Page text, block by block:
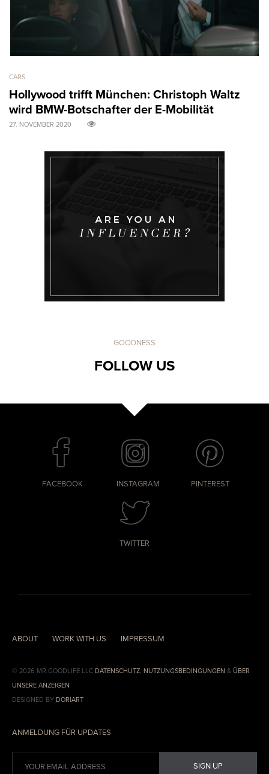
CARS
Hollywood trifft München: Christoph Waltz
wird BMW-Botschafter der E-Mobilität
27. NOVEMBER 2020
GOODNESS
FOLLOW US
FACEBOOK INSTAGRAM PINTEREST
TWITTER
ABOUT WORK WITH US IMPRESSUM
© 2026 MR.GOODLIFE LLC DATENSCHUTZ, NUTZUNGSBEDINGUNGEN & ÜBER
UNSERE ANZEIGEN
DESIGNED BY DORIART
ANMELDUNG FÜR UPDATES